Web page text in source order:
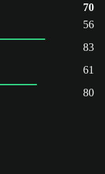
70
56
83
61
80